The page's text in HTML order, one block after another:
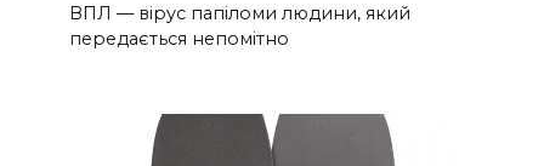
ВПЛ — вірус папіломи людини, який
передається непомітно